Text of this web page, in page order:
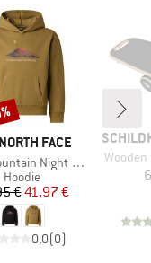
FACE
Relaxed Hoodie
Produktgruppe
Hoodie
Preis
€reduzierter Preis
41,97 €
0,0(0)
MARKE
Artikel
Wooden